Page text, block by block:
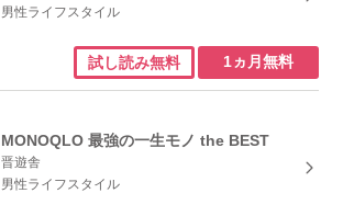
男性ライフスタイル
試し読み無料 1ヵ月無料
MONOQLO 最強の一生モノ the BEST
晋遊舎
男性ライフスタイル